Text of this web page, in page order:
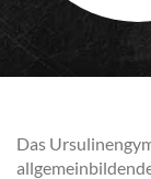
Das